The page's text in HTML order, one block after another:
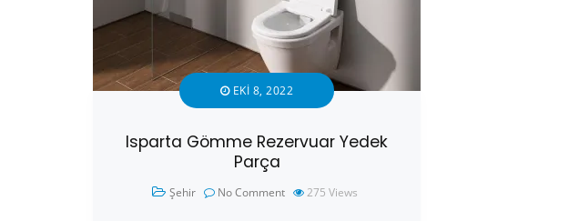
EKI 8, 2022
Isparta Gömme Rezervuar Yedek
Parça
Şehir No Comment 275 Views